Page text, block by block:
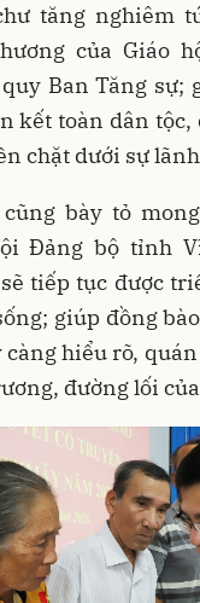
tăng nghiêm
của Giáo
Ban Tăng sự;
kết toàn dân tộc,
chặt dưới sự
bày tỏ
Đảng bộ tỉnh
tiếp tục được
giúp đồng
càng hiểu rõ,
đường lối